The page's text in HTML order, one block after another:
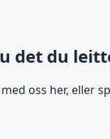
det du
med oss her, eller